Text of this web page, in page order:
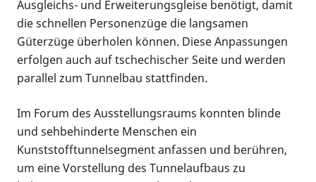
Ausgleichs- und Erweiterungsgleise benötigt, damit
die schnellen Personenzüge die langsamen
Güterzüge überholen können. Diese Anpassungen
erfolgen auch auf tschechischer Seite und werden
parallel zum Tunnelbau stattfinden.
Im Forum des Ausstellungsraums konnten blinde
und sehbehinderte Menschen ein
Kunststofftunnelsegment anfassen und berühren,
um eine Vorstellung des Tunnelaufbaus zu